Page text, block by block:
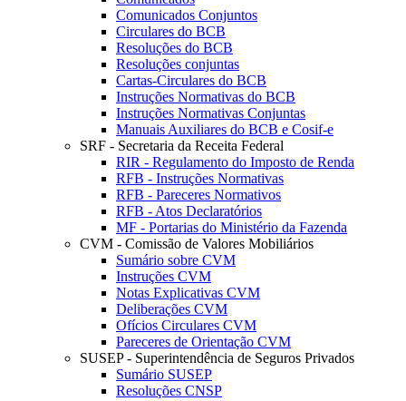
Comunicados Conjuntos
Circulares do BCB
Resoluções do BCB
Resoluções conjuntas
Cartas-Circulares do BCB
Instruções Normativas do BCB
Instruções Normativas Conjuntas
Manuais Auxiliares do BCB e Cosif-e
SRF - Secretaria da Receita Federal
RIR - Regulamento do Imposto de Renda
RFB - Instruções Normativas
RFB - Pareceres Normativos
RFB - Atos Declaratórios
MF - Portarias do Ministério da Fazenda
CVM - Comissão de Valores Mobiliários
Sumário sobre CVM
Instruções CVM
Notas Explicativas CVM
Deliberações CVM
Ofícios Circulares CVM
Pareceres de Orientação CVM
SUSEP - Superintendência de Seguros Privados
Sumário SUSEP
Resoluções CNSP